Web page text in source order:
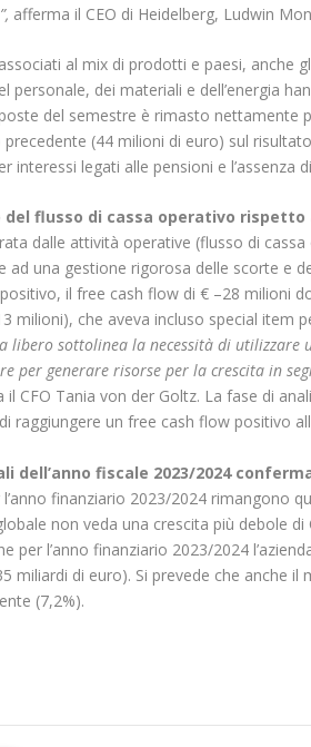
afferma il CEO di Heidelberg, Ludwin
al mix di prodotti e paesi, anche
personale, dei materiali e dell’energia
del semestre è rimasto nettamente
precedente (44 milioni di euro) sul
interessi legati alle pensioni e l’assenza
flusso di cassa operativo rispetto
dalle attività operative (flusso di
ad una gestione rigorosa delle scorte e
il free cash flowdi € –28 milioni
milioni), che aveva incluso special item
libero sottolinea la necessità di
per generare risorse per la crescita in
il CFO Tania von der Goltz. La fase di
raggiungere un free cash flow positivo
dell’anno fiscale 2023/2024
l’anno finanziario 2023/2024 rimangono
non veda una crescita più debole
per l’anno finanziario 2023/2024
miliardi di euro). Si prevede che anche
(7,2%).